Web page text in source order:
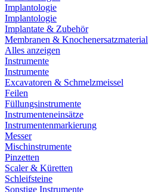
Implantologie
Implantologie
Implantate & Zubehör
Membranen & Knochenersatzmaterial
Alles anzeigen
Instrumente
Instrumente
Excavatoren & Schmelzmeissel
Feilen
Füllungsinstrumente
Instrumenteneinsätze
Instrumentenmarkierung
Messer
Mischinstrumente
Pinzetten
Scaler & Küretten
Schleifsteine
Sonstige Instrumente